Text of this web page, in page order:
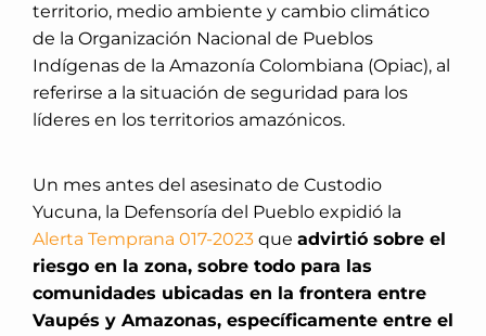
territorio, medio ambiente y cambio climático
de la Organización Nacional de Pueblos
Indígenas de la Amazonía Colombiana (Opiac), al
referirse a la situación de seguridad para los
líderes en los territorios amazónicos.
Un mes antes del asesinato de Custodio
Yucuna, la Defensoría del Pueblo expidió la
Alerta Temprana 017-2023 que advirtió sobre el
riesgo en la zona, sobre todo para las
comunidades ubicadas en la frontera entre
Vaupés y Amazonas, específicamente entre el